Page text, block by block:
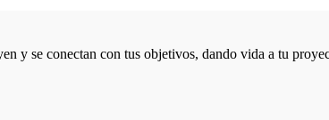
y se conectan con tus objetivos, dando vida a tu